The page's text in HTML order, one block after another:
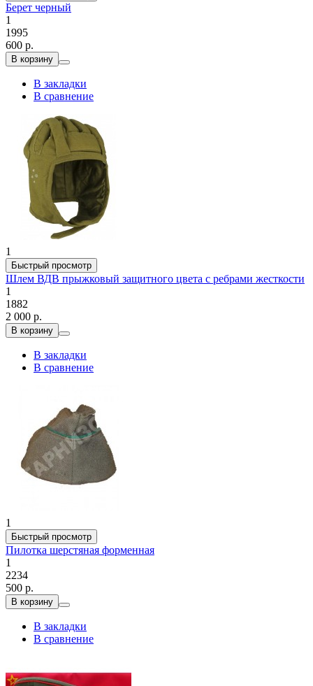
Берет черный
1
1995
600 р.
В корзину
В закладки
В сравнение
1
Быстрый просмотр
Шлем ВДВ прыжковый защитного цвета с ребрами жесткости
1
1882
2 000 р.
В корзину
В закладки
В сравнение
1
Быстрый просмотр
Пилотка шерстяная форменная
1
2234
500 р.
В корзину
В закладки
В сравнение